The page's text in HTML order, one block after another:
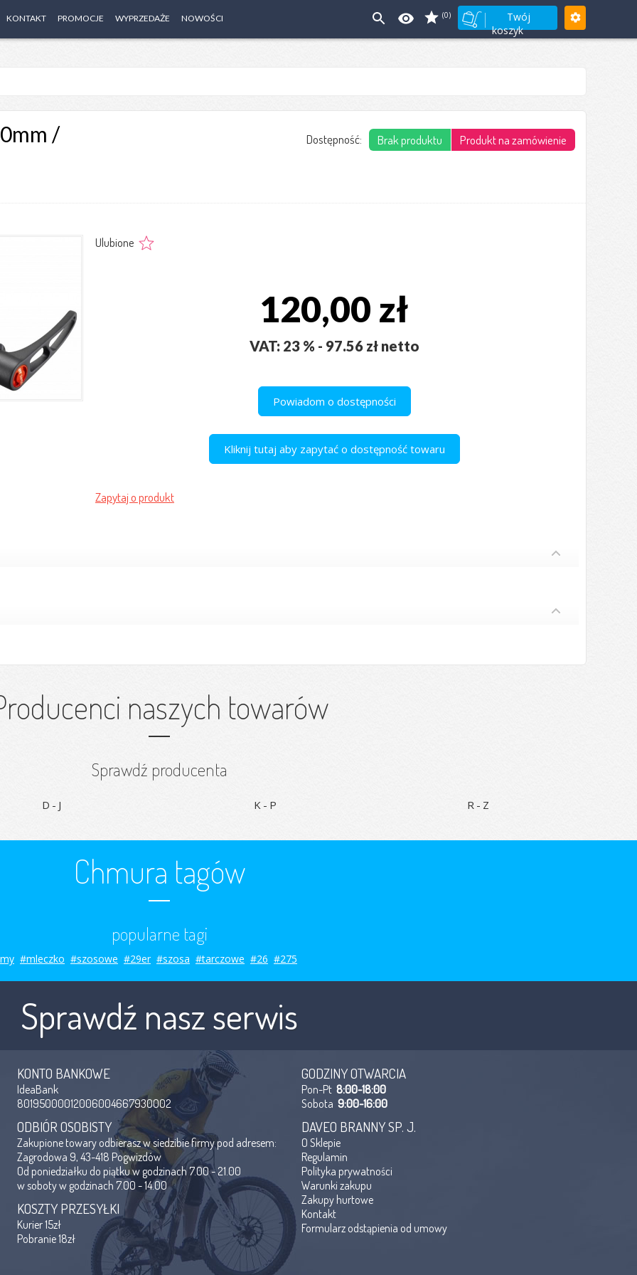
KONTAKT PROMOCJE WYPRZEDAŻE NOWOŚCI (0)
Twój
koszyk
/ Dostępność: Brak produktu Produkt na zamówienie
Ulubione
120,00 zł
VAT: 23 % - 97.56 zł netto
Powiadom o dostępności
Kliknij tutaj aby zapytać o dostępność towaru
Zapytaj o produkt
naszych towarów
Sprawdź producenta
D-J K-P R-Z
Chmura tagów
popularne tagi
#mleczko #szosowe #29er #szosa #tarczowe #26 #275
Sprawdź nasz serwis
KONTO BANKOWE
IdeaBank
80195000012006004667930002
ODBIÓR OSOBISTY
Zakupione towary odbierasz w siedzibie firmy pod adresem:
Zagrodowa 9, 43-418 Pogwizdów
Od poniedziałku do piątku w godzinach 7.00 - 21.00
w soboty w godzinach 7.00 - 14.00
KOSZTY PRZESYŁKI
Kurier 15zł
Pobranie 18zł
GODZINY OTWARCIA
Pon-Pt 8:00-18:00
Sobota 9:00-16:00
DAVEO BRANNY SP. J.
O Sklepie
Regulamin
Polityka prywatności
Warunki zakupu
Zakupy hurtowe
Kontakt
Formularz odstąpienia od umowy